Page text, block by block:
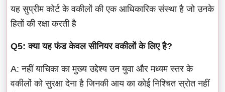
यह सुप्रीम कोर्ट के वकीलों की एक आधिकारिक संस्था है जो उनके
हितों की रक्षा करती है
Q5: क्या यह फंड केवल सीनियर वकीलों के लिए है?
A: नहीं याचिका का मुख्य उद्देश्य उन युवा और मध्यम स्तर के
वकीलों को सुरक्षा देना है जिनकी आय का कोई निश्चित स्रोत नहीं